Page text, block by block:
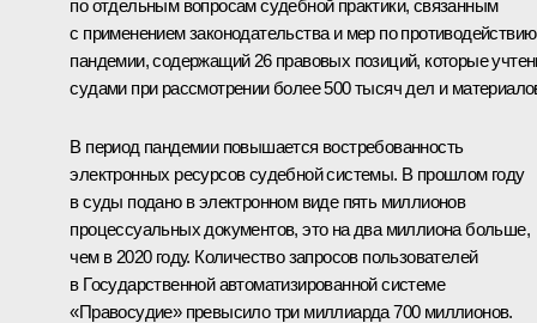
по отдельным вопросам судебной практики, связанным
с применением законодательства и мер по противодействию
пандемии, содержащий 26 правовых позиций, которые
судами при рассмотрении более 500 тысяч дел и
В период пандемии повышается востребованность
электронных ресурсов судебной системы. В прошлом году
в суды подано в электронном виде пять миллионов
процессуальных документов, это на два миллиона больше,
чем в 2020 году. Количество запросов пользователей
в Государственной автоматизированной системе
«Правосудие» превысило три миллиарда 700 миллионов.